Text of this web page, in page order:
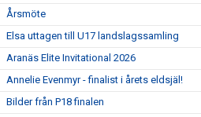
Årsmöte
Elsa uttagen till U17 landslagssamling
Aranäs Elite Invitational 2026
Annelie Evenmyr - finalist i årets eldsjäl!
Bilder från P18 finalen